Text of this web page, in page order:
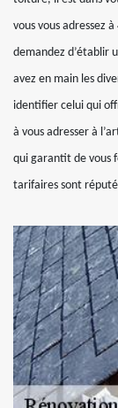
vous vous adressez
demandez d’établir
avez en main les
identifier celui qui
à vous adresser à
qui garantit de vous
tarifaires sont